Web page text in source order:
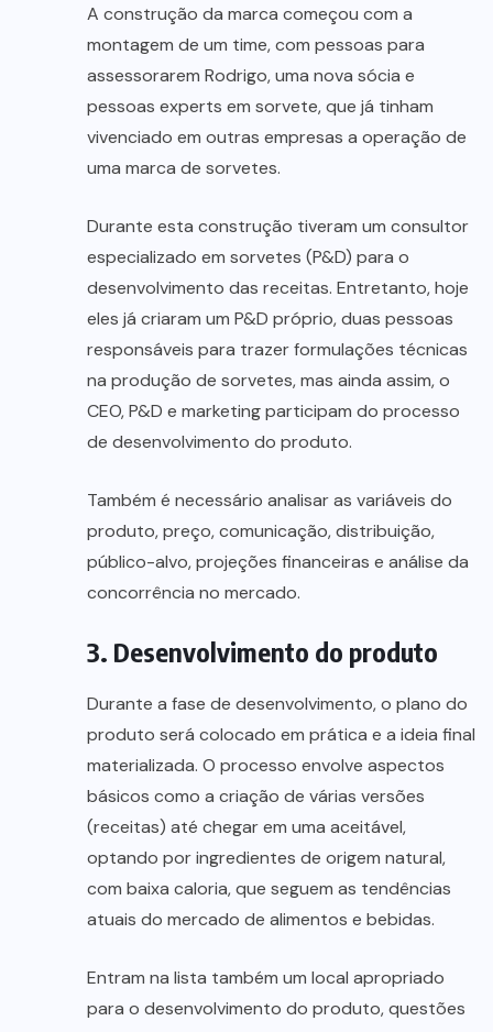
A construção da marca começou com a
montagem de um time, com pessoas para
assessorarem Rodrigo, uma nova sócia e
pessoas experts em sorvete, que já tinham
vivenciado em outras empresas a operação de
uma marca de sorvetes.
Durante esta construção tiveram um consultor
especializado em sorvetes (P&D) para o
desenvolvimento das receitas. Entretanto, hoje
eles já criaram um P&D próprio, duas pessoas
responsáveis para trazer formulações técnicas
na produção de sorvetes, mas ainda assim, o
CEO, P&D e marketing participam do processo
de desenvolvimento do produto.
Também é necessário analisar as variáveis do
produto, preço, comunicação, distribuição,
público-alvo, projeções financeiras e análise da
concorrência no mercado.
3. Desenvolvimento do produto
Durante a fase de desenvolvimento, o plano do
produto será colocado em prática e a ideia final
materializada. O processo envolve aspectos
básicos como a criação de várias versões
(receitas) até chegar em uma aceitável,
optando por ingredientes de origem natural,
com baixa caloria, que seguem as tendências
atuais do mercado de alimentos e bebidas.
Entram na lista também um local apropriado
para o desenvolvimento do produto, questões